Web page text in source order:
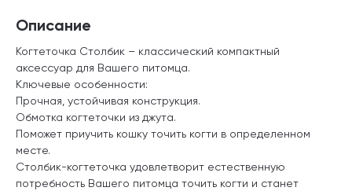
Описание
Когтеточка Столбик – классический компактный
аксессуар для Вашего питомца.
Ключевые особенности:
Прочная, устойчивая конструкция.
Обмотка когтеточки из джута.
Поможет приучить кошку точить когти в определенном
месте.
Столбик-когтеточка удовлетворит естественную
потребность Вашего питомца точить когти и станет